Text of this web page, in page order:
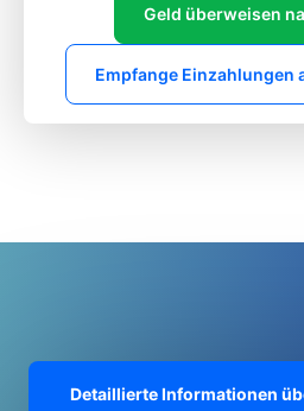
Geld überweisen
Empfange Einzahlungen
Detaillierte Informationen